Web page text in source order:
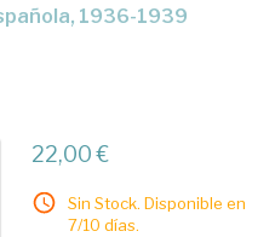
1936-1939
22,00 €
Sin Stock. Disponible en
7/10 días.